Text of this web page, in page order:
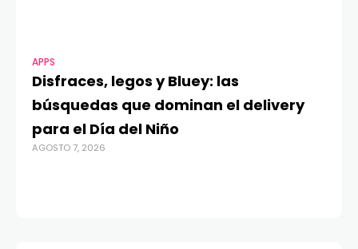
APPS
Disfraces, legos y Bluey: las
búsquedas que dominan el delivery
para el Día del Niño
AGOSTO 7, 2026